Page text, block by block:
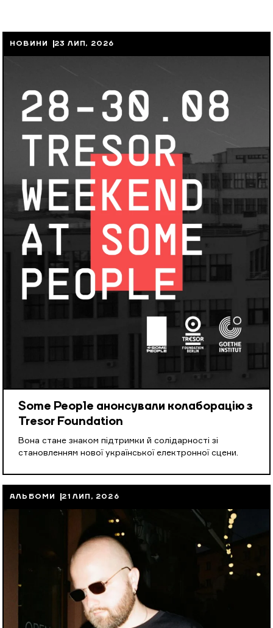
НОВИНИ 23 ЛИП, 2026
Some People анонсували колаборацію з
Tresor Foundation
Вона стане знаком підтримки й солідарності зі
становленням нової української електронної сцени.
АЛЬБОМИ 21 ЛИП, 2026